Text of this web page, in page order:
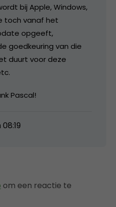
bij Apple, Windows,
toch vanaf het
opgeeft,
goedkeuring van die
duurt voor deze
Pascal!
om een reactie te